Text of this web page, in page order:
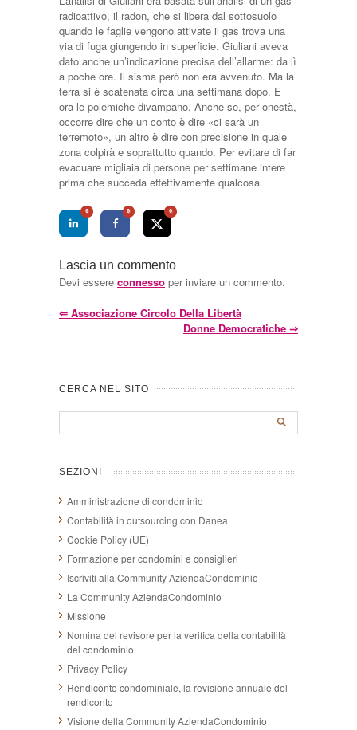
radioattivo, il radon, che si libera dal sottosuolo
quando le faglie vengono attivate il gas trova una
via di fuga giungendo in superficie. Giuliani aveva
dato anche un’indicazione precisa dell’allarme: da lì
a poche ore. Il sisma però non era avvenuto. Ma la
terra si è scatenata circa una settimana dopo. E
ora le polemiche divampano. Anche se, per onestà,
occorre dire che un conto è dire «ci sarà un
terremoto», un altro è dire con precisione in quale
zona colpirà e soprattutto quando. Per evitare di far
evacuare migliaia di persone per settimane intere
prima che succeda effettivamente qualcosa.
0 0 0
Lascia un commento
Devi essere connesso per inviare un commento.
⇐ Associazione Circolo Della Libertà
Donne Democratiche ⇒
CERCA NEL SITO
SEZIONI
Amministrazione di condominio
Contabilità in outsourcing con Danea
Cookie Policy (UE)
Formazione per condomini e consiglieri
Iscriviti alla Community AziendaCondominio
La Community AziendaCondominio
Missione
Nomina del revisore per la verifica della contabilità
del condominio
Privacy Policy
Rendiconto condominiale, la revisione annuale del
rendiconto
Visione della Community AziendaCondominio